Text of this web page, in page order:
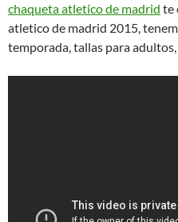
chaqueta atletico de madrid te
atletico de madrid 2015,
temporada, tallas para adultos,